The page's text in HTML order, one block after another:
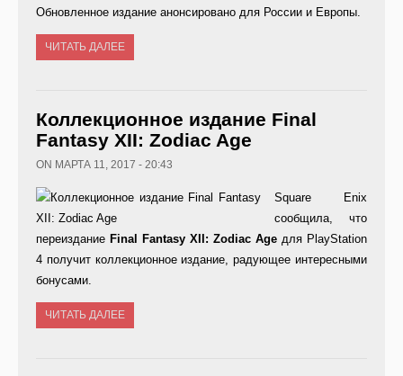
Обновленное издание анонсировано для России и Европы.
ЧИТАТЬ ДАЛЕЕ
Коллекционное издание Final
Fantasy XII: Zodiac Age
ON МАРТА 11, 2017 - 20:43
Square
Enix
сообщила, что
переиздание Final Fantasy XII : Zodiac Age для PlayStation
4 получит коллекционное издание, радующее интересными
бонусами.
ЧИТАТЬ ДАЛЕЕ